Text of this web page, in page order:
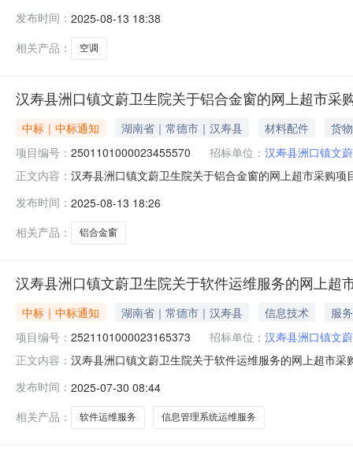
常德市汉寿县报价起止时间:-二、采购单位信息采购单位
发布时间： 2025-08-13 18:38
相关产品：
空调
汉寿县洲口镇文蔚卫生院关于铝合金窗的网上超市采
中标｜中标通知 湖南省｜常德市｜汉寿县 材料配件
货物
项目编号： 2501101000023455570 招标单位： 汉寿县洲口镇文
正文内容： 汉寿县洲口镇文蔚卫生院关于铝合金窗的网上超市采购
称:湖南省常德市汉寿县报价起止时间:-二、采购单位信
发布时间： 2025-08-13 18:26
相关产品：
铝合金窗
汉寿县洲口镇文蔚卫生院关于软件运维服务的网上超
中标｜中标通知 湖南省｜常德市｜汉寿县 信息技术
服务
项目编号： 2521101000023165373 招标单位： 汉寿县洲口镇文
正文内容： 汉寿县洲口镇文蔚卫生院关于软件运维服务的网上超市
政区划名称:湖南省常德市汉寿县报价起止时间:-二、采
发布时间： 2025-07-30 08:44
相关产品：
软件运维服务 信息管理系统运维服务